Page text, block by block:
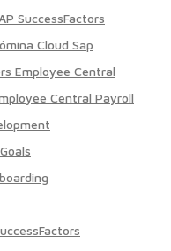
SuccessFactors
Cloud Sap
Employee Central
Central Payroll